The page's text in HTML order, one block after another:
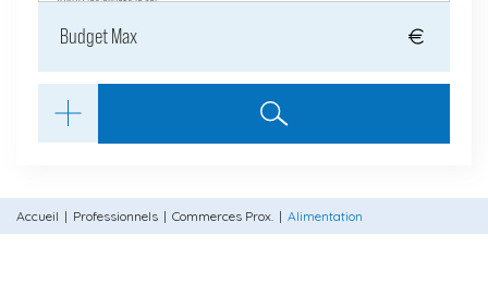
Accueil Professionnels Commerces Prox. Alimentation